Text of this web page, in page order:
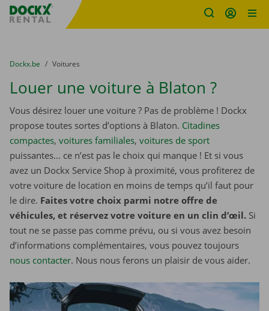
sitename
You are here:
du
Dockx.be to
Voitures
Louer une voiture à Blaton ?
Vous désirez louer une voiture ? Pas de problème ! Dockx
propose toutes sortes d’options à Blaton. Citadines
compactes, voitures familiales, voitures de sport
puissantes… ce n’est pas le choix qui manque ! Et si vous
avez un Dockx Service Shop à proximité, vous profiterez de
votre voiture de location en moins de temps qu’il faut pour
le dire. Faites votre choix parmi notre offre de
véhicules, et réservez votre voiture en un clin d’œil. Si
tout ne se passe pas comme prévu, ou si vous avez besoin
d’informations complémentaires, vous pouvez toujours
nous contacter. Nous nous ferons un plaisir de vous aider.